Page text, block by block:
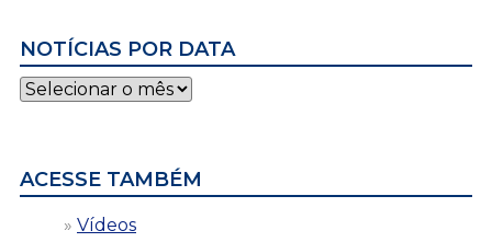
NOTÍCIAS POR DATA
Notícias
por
ACESSE TAMBÉM
Vídeos